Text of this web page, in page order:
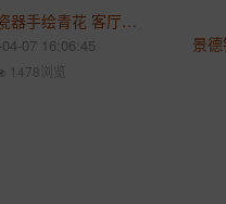
2020新品陶瓷器手绘青花 客厅落地大花瓶 酒店装饰品创意家居
07 16:06:45
1478浏览